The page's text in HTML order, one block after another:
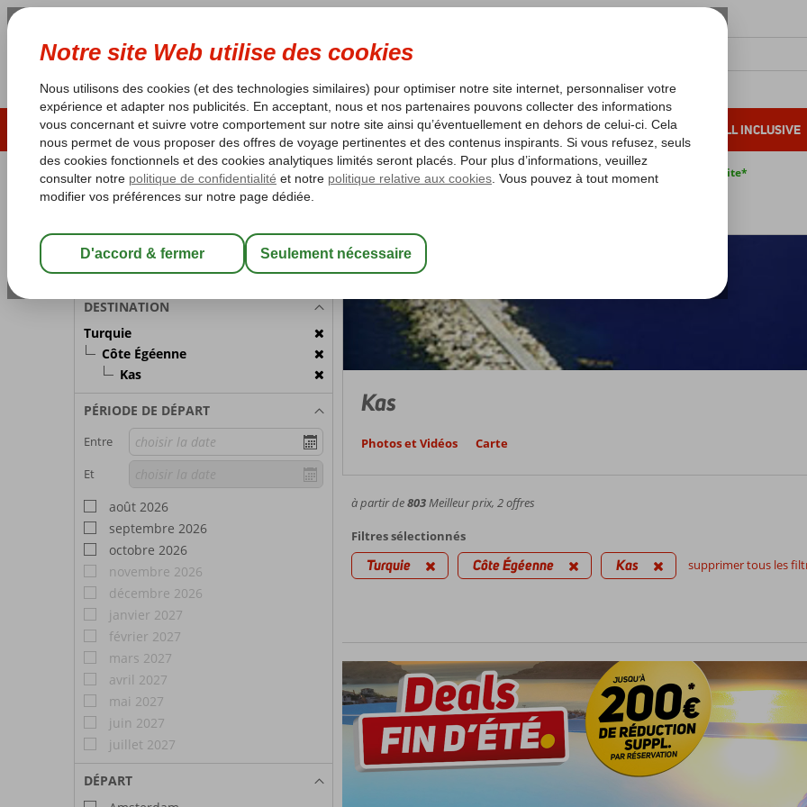
ÉTÉ 2026 LAST MINUTES SOLEIL D'HIVER VACANCES AU SOLEIL ALL INCLUSIVE
Les garanties de vacances Garantie du prix le plus bas* Pas de surcharge carburant Annulation gratuite*
Chambre 1: 2 Personnes
Modifier les participants
DESTINATION
Turquie
Côte Égéenne
Kas
PÉRIODE DE DÉPART
Entre
Et
août 2026
septembre 2026
octobre 2026
novembre 2026
décembre 2026
janvier 2027
février 2027
mars 2027
avril 2027
mai 2027
juin 2027
juillet 2027
DÉPART
Kas
Photos et Vidéos Carte
à partir de803Meilleur prix, 2 offres
Filtres sélectionnés
Turquie Côte Égéenne Kas supprimer tous les